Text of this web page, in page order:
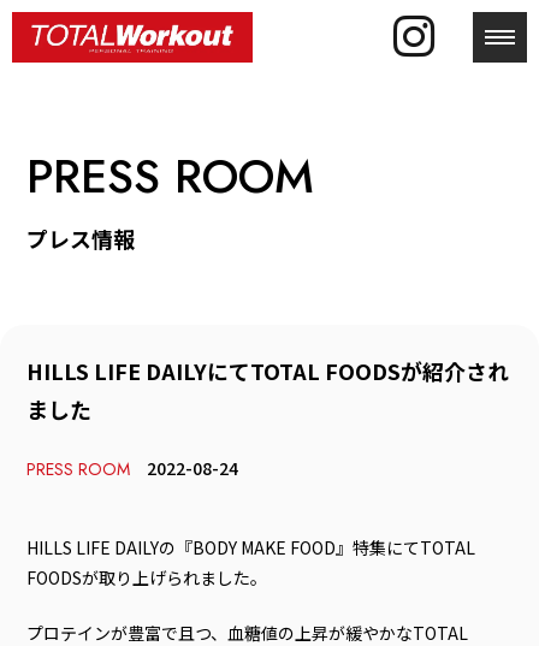
PRESS ROOM
プレス情報
HILLS LIFE DAILYにてTOTAL FOODSが紹介され
ました
PRESS ROOM 2022-08-24
HILLS LIFE DAILYの『BODY MAKE FOOD』特集にてTOTAL
FOODSが取り上げられました。
プロテインが豊富で且つ、血糖値の上昇が緩やかなTOTAL